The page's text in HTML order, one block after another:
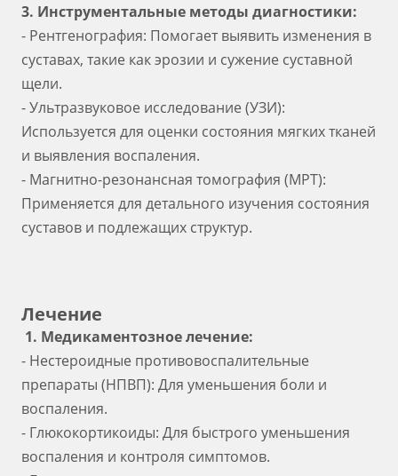
3. Инструментальные методы диагностики:
- Рентгенография: Помогает выявить изменения в
суставах, такие как эрозии и сужение суставной
щели.
- Ультразвуковое исследование (УЗИ):
Используется для оценки состояния мягких тканей
и выявления воспаления.
- Магнитно-резонансная томография (МРТ):
Применяется для детального изучения состояния
суставов и подлежащих структур.
Лечение
1. Медикаментозное лечение:
- Нестероидные противовоспалительные
препараты (НПВП): Для уменьшения боли и
воспаления.
- Глюкокортикоиды: Для быстрого уменьшения
воспаления и контроля симптомов.